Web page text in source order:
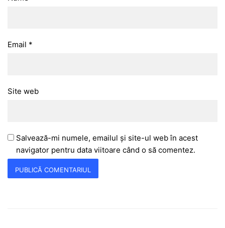
Email *
Site web
Salvează-mi numele, emailul și site-ul web în acest
navigator pentru data viitoare când o să comentez.